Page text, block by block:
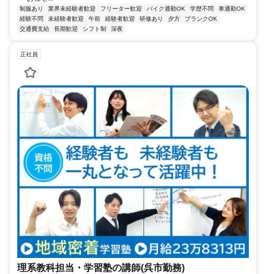
制服あり 業界未経験者歓迎 フリーター歓迎 バイク通勤OK 学歴不問
車通勤OK
経験不問
未経験者歓迎 午前 経験者歓迎 研修あり 夕方
ブランクOK
交通費支給
長期歓迎 シフト制 深夜
正社員
理系教科担当・学習塾の講師(呉市勤務)